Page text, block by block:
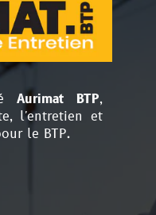
Aurimat BTP,
l'entretien et
le BTP.